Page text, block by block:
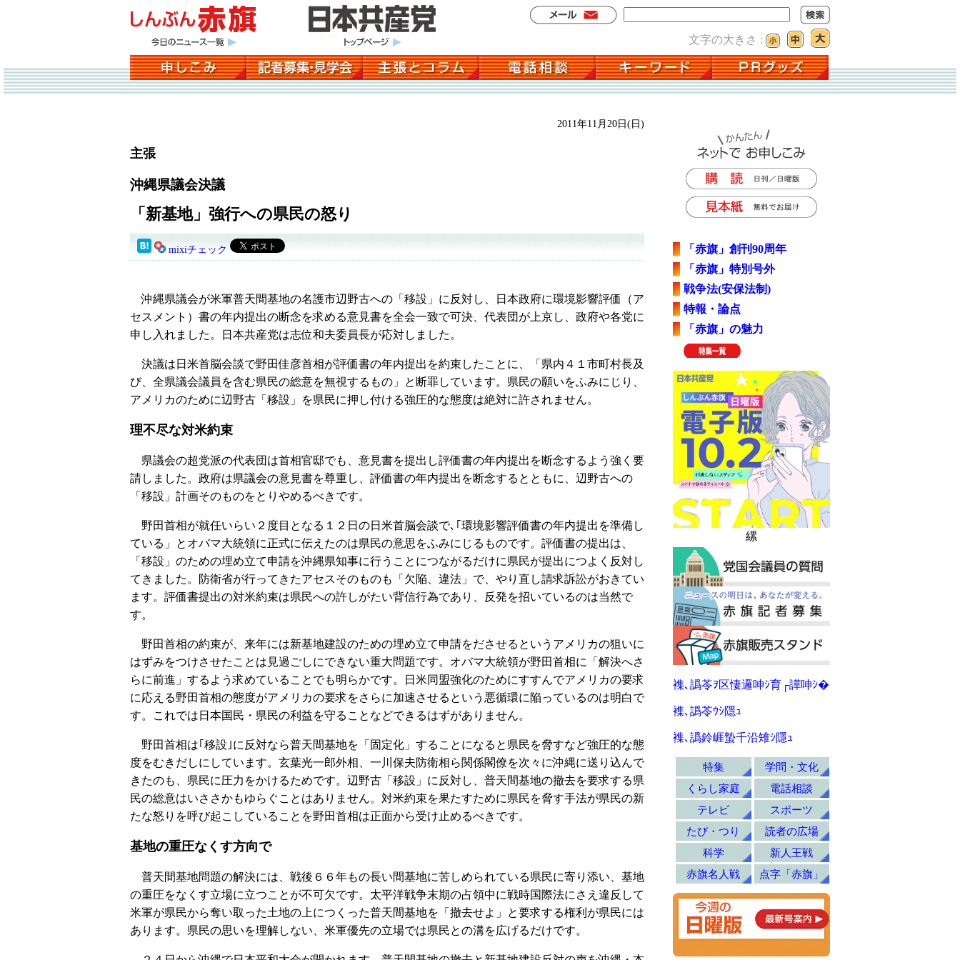
文字の大きさ :
2011年11月20日(日)
主張
沖縄県議会決議
「新基地」強行への県民の怒り
mixiチェック
沖縄県議会が米軍普天間基地の名護市辺野古への「移設」に反対し、日本政府に環境影響評価（ア
セスメント）書の年内提出の断念を求める意見書を全会一致で可決、代表団が上京し、政府や各党に
申し入れました。日本共産党は志位和夫委員長が応対しました。
決議は日米首脳会談で野田佳彦首相が評価書の年内提出を約束したことに、「県内４１市町村長及
び、全県議会議員を含む県民の総意を無視するもの」と断罪しています。県民の願いをふみにじり、
アメリカのために辺野古「移設」を県民に押し付ける強圧的な態度は絶対に許されません。
理不尽な対米約束
県議会の超党派の代表団は首相官邸でも、意見書を提出し評価書の年内提出を断念するよう強く要
請しました。政府は県議会の意見書を尊重し、評価書の年内提出を断念するとともに、辺野古への
「移設」計画そのものをとりやめるべきです。
野田首相が就任いらい２度目となる１２日の日米首脳会談で､｢環境影響評価書の年内提出を準備し
ている」とオバマ大統領に正式に伝えたのは県民の意思をふみにじるものです。評価書の提出は、
「移設」のための埋め立て申請を沖縄県知事に行うことにつながるだけに県民が提出につよく反対し
てきました。防衛省が行ってきたアセスそのものも「欠陥、違法」で、やり直し請求訴訟がおきてい
ます。評価書提出の対米約束は県民への許しがたい背信行為であり、反発を招いているのは当然で
す。
野田首相の約束が、来年には新基地建設のための埋め立て申請をださせるというアメリカの狙いに
はずみをつけさせたことは見過ごしにできない重大問題です。オバマ大統領が野田首相に「解決へさ
らに前進」するよう求めていることでも明らかです。日米同盟強化のためにすすんでアメリカの要求
に応える野田首相の態度がアメリカの要求をさらに加速させるという悪循環に陥っているのは明白で
す。これでは日本国民・県民の利益を守ることなどできるはずがありません。
野田首相は｢移設｣に反対なら普天間基地を「固定化」することになると県民を脅すなど強圧的な態
度をむきだしにしています。玄葉光一郎外相、一川保夫防衛相ら関係閣僚を次々に沖縄に送り込んで
きたのも、県民に圧力をかけるためです。辺野古「移設」に反対し、普天間基地の撤去を要求する県
民の総意はいささかもゆらぐことはありません。対米約束を果たすために県民を脅す手法が県民の新
たな怒りを呼び起こしていることを野田首相は正面から受け止めるべきです。
基地の重圧なくす方向で
普天間基地問題の解決には、戦後６６年もの長い間基地に苦しめられている県民に寄り添い、基地
の重圧をなくす立場に立つことが不可欠です。太平洋戦争末期の占領中に戦時国際法にさえ違反して
米軍が県民から奪い取った土地の上につくった普天間基地を「撤去せよ」と要求する権利が県民には
あります。県民の思いを理解しない、米軍優先の立場では県民との溝を広げるだけです。
「赤旗」創刊90周年
「赤旗」特別号外
戦争法(安保法制)
特報・論点
「赤旗」の魅力
縲
襍､譌苓ｦ区悽邏呻ｼ育┌譁呻ｼ�
襍､譌苓ｳｼ隱ｭ
襍､譌鈴崕蟄千沿雉ｼ隱ｭ
特集
学問・文化
くらし家庭
電話相談
テレビ
スポーツ
たび・つり
読者の広場
科学
新人王戦
赤旗名人戦
点字「赤旗」